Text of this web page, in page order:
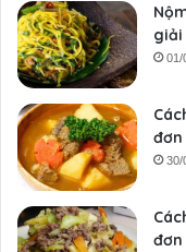
giải
01/
30/